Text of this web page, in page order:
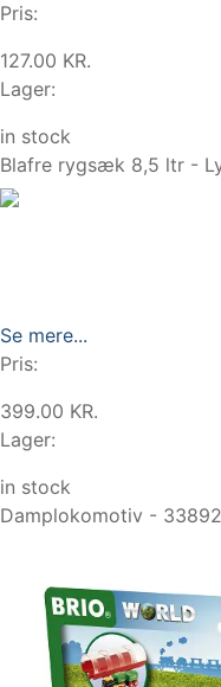
Pris:
127.00 KR.
Lager:
in stock
Blafre rygsæk 8,5 ltr -
Se mere...
Pris:
399.00 KR.
Lager:
in stock
Damplokomotiv -